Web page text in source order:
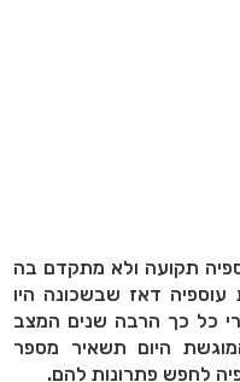
תקועה ולא מתקדם בה
דאז שבשכונה היו
כל כך הרבה שנים המצב
היום תשאיר מספר
לחפש פתרונות להם.